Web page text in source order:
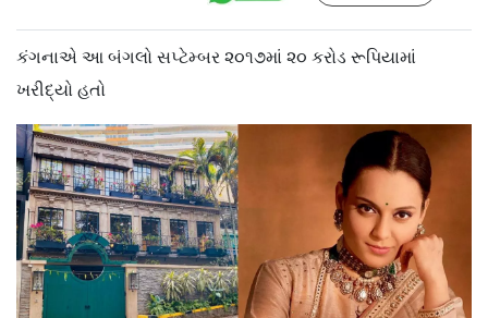
કંગનાએ આ બંગલો સપ્ટેમ્બર ૨૦૧૭માં ૨૦ કરોડ રૂપિયામાં
ખરીદ્યો હતો